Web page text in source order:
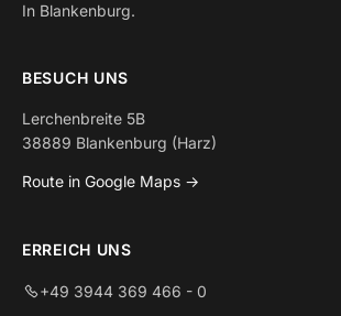
In Blankenburg.
BESUCH UNS
Lerchenbreite 5B
38889 Blankenburg (Harz)
Route in Google Maps →
ERREICH UNS
+49 3944 369 466 - 0